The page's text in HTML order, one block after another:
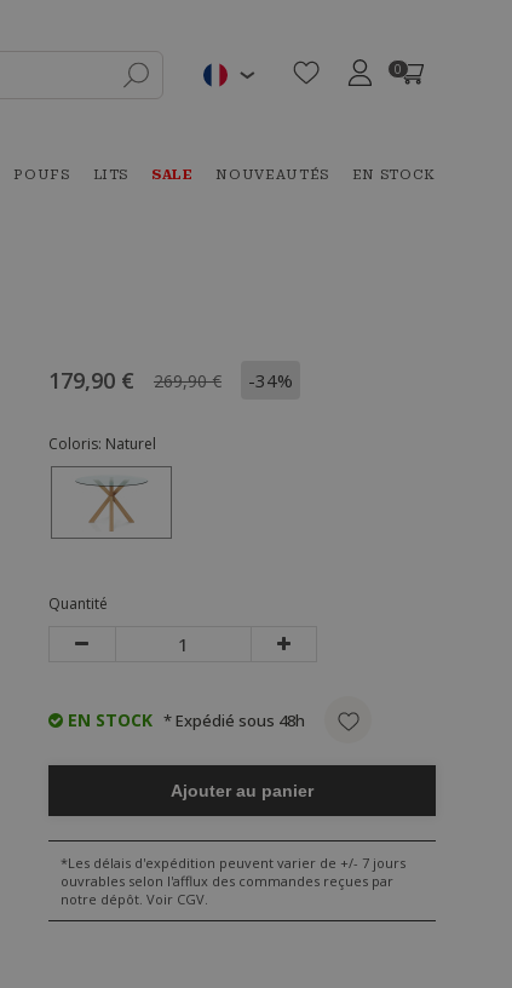
0
POUFS LITS SALE NOUVEAUTÉS EN STOCK
179,90 € 269,90 € -34%
Coloris: Naturel
Quantité
EN STOCK * Expédié sous 48h
Ajouter au panier
*Les délais d'expédition peuvent varier de +/- 7 jours
ouvrables selon l'afflux des commandes reçues par
notre dépôt. Voir CGV.